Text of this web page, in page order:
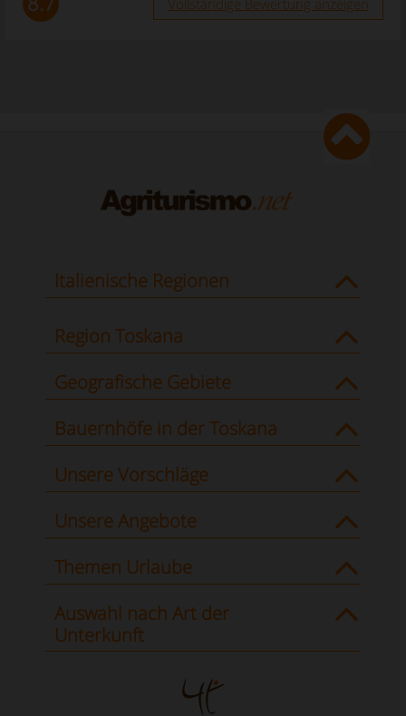
Vollständige Bewertung anzeigen
Italienische Regionen
Region Toskana
Geografische Gebiete
Bauernhöfe in der Toskana
Unsere Vorschläge
Unsere Angebote
Themen Urlaube
Auswahl nach Art der
Unterkunft